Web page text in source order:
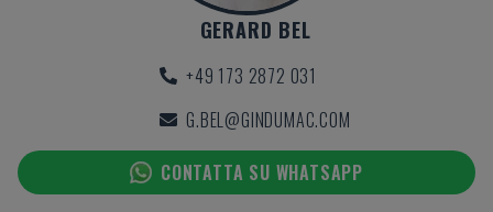
GERARD BEL
+49 173 2872 031
G.BEL@GINDUMAC.COM
CONTATTA SU WHATSAPP